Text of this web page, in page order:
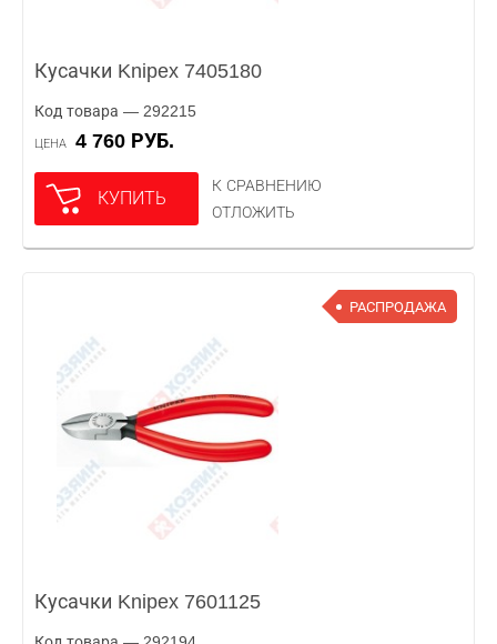
Кусачки Knipex 7405180
Код товара — 292215
ЦЕНА 4 760 РУБ.
КУПИТЬ
К СРАВНЕНИЮ
ОТЛОЖИТЬ
РАСПРОДАЖА
Кусачки Knipex 7601125